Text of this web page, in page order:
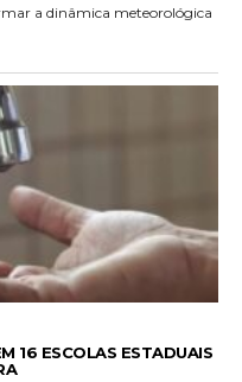
a dinâmica meteorológica
16 ESCOLAS ESTADUAIS